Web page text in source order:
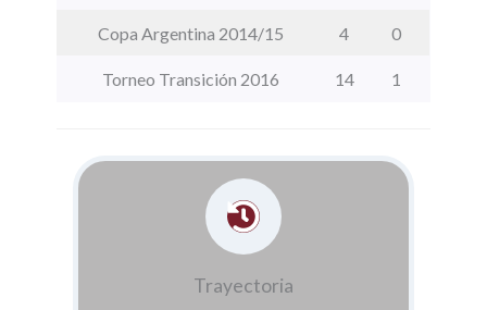
Copa Argentina 2014/15 4 0
Torneo Transición 2016 14 1
Trayectoria